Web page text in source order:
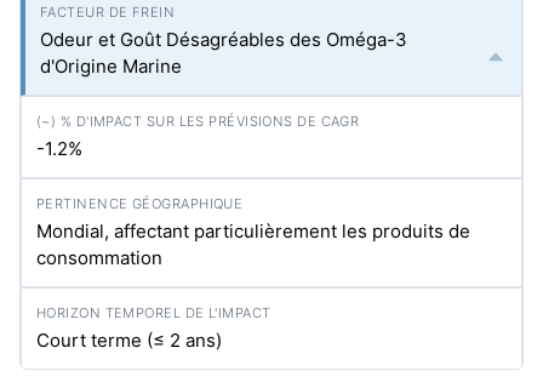
Odeur et Goût Désagréables des Oméga-3
d'Origine Marine
-1.2%
Mondial, affectant particulièrement les produits de
consommation
Court terme (≤ 2 ans)